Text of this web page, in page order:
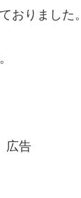
おりました。
広告